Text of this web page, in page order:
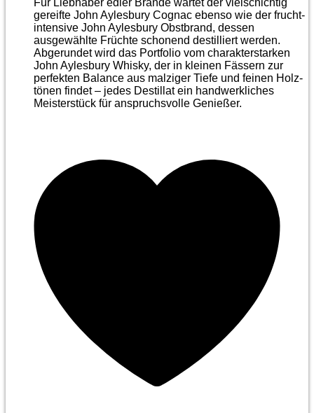
Für Liebhaber edler Brände wartet der vielschichtig
gereifte John Aylesbury Cognac ebenso wie der frucht­
intensive John Aylesbury Obstbrand, dessen
ausgewählte Früchte schonend destilliert werden.
Abgerundet wird das Portfolio vom charakterstarken
John Aylesbury Whisky, der in kleinen Fässern zur
perfekten Balance aus malziger Tiefe und feinen Holz­
tönen findet – jedes Destillat ein handwerkliches
Meister­stück für anspruchsvolle Genießer.